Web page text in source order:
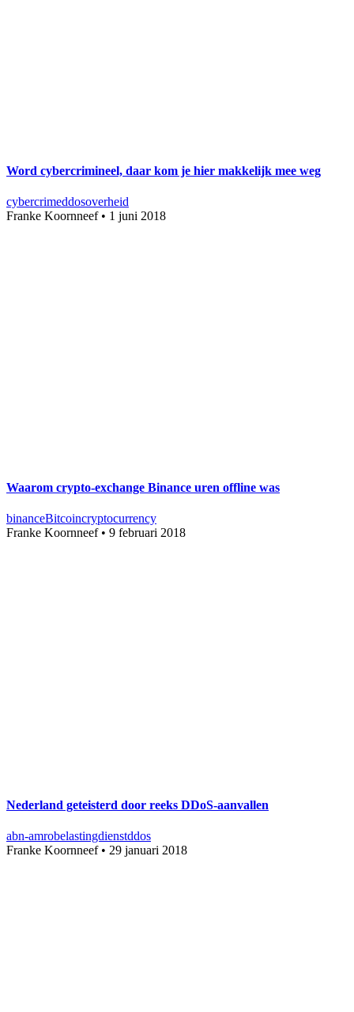
Word cybercrimineel, daar kom je hier makkelijk mee weg
cybercrimeddosoverheid
Franke Koornneef• 1 juni 2018
Waarom crypto-exchange Binance uren offline was
binanceBitcoincryptocurrency
Franke Koornneef• 9 februari 2018
Nederland geteisterd door reeks DDoS-aanvallen
abn-amrobelastingdienstddos
Franke Koornneef• 29 januari 2018